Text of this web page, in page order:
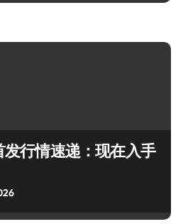
发行情速递：现在入手